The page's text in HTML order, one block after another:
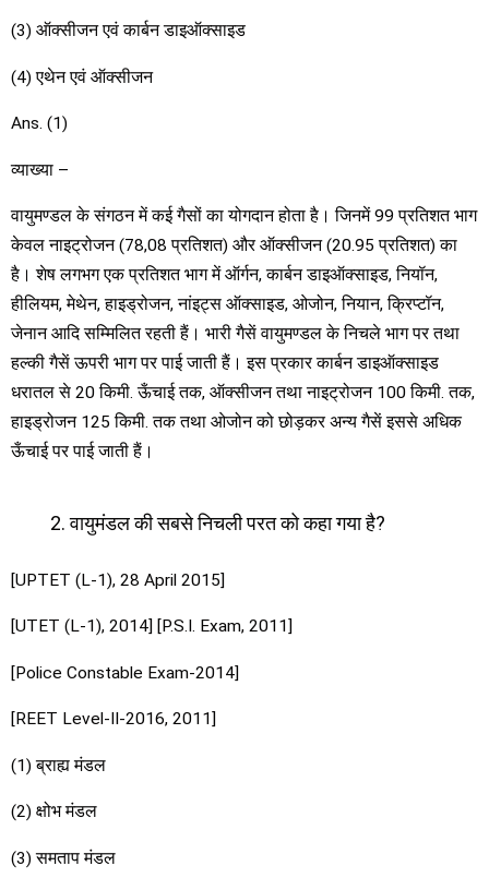
(3) ऑक्सीजन एवं कार्बन डाइऑक्साइड
(4) एथेन एवं ऑक्सीजन
Ans. (1)
व्याख्या –
वायुमण्डल के संगठन में कई गैसों का योगदान होता है। जिनमें 99 प्रतिशत भाग
केवल नाइट्रोजन (78,08 प्रतिशत) और ऑक्सीजन (20.95 प्रतिशत) का
है। शेष लगभग एक प्रतिशत भाग में ऑर्गन, कार्बन डाइऑक्साइड, नियॉन,
हीलियम, मेथेन, हाइड्रोजन, नांइट्स ऑक्साइड, ओजोन, नियान, क्रिप्टॉन,
जेनान आदि सम्मिलित रहती हैं। भारी गैसें वायुमण्डल के निचले भाग पर तथा
हल्की गैसें ऊपरी भाग पर पाई जाती हैं। इस प्रकार कार्बन डाइऑक्साइड
धरातल से 20 किमी. ऊँचाई तक, ऑक्सीजन तथा नाइट्रोजन 100 किमी. तक,
हाइड्रोजन 125 किमी. तक तथा ओजोन को छोड़कर अन्य गैसें इससे अधिक
ऊँचाई पर पाई जाती हैं।
वायुमंडल की सबसे निचली परत को कहा गया है?
[UPTET (L-1), 28 April 2015]
[UTET (L-1), 2014] [P.S.I. Exam, 2011]
[Police Constable Exam-2014]
[REET Level-II-2016, 2011]
(1) ब्राह्य मंडल
(2) क्षोभ मंडल
(3) समताप मंडल